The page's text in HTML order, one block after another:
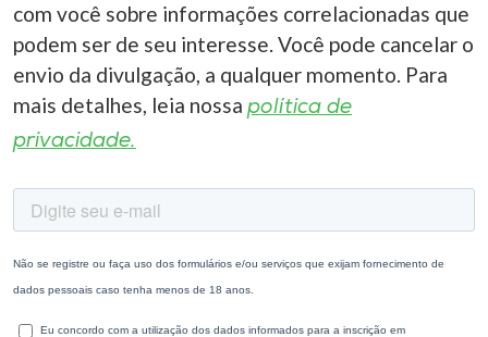
com você sobre informações correlacionadas que
podem ser de seu interesse. Você pode cancelar o
envio da divulgação, a qualquer momento. Para
mais detalhes, leia nossa política de
privacidade.